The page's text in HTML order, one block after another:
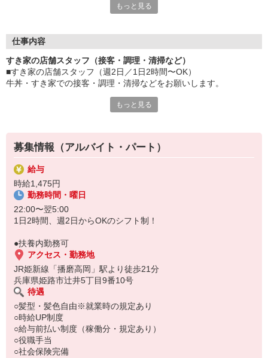
オシャレを捨てる必要はありません！
急な出費も安心♪
■社員登用あり
将来を考えている方は必見です。
なか卯、かつ庵、ココス、ジョリーパスタ、ビッグボーイ、華屋
ョーグループ！
その中のひとつ『すき家』でお仕事しませんか？
もっと見る
仕事内容
すき家の店舗スタッフ（接客・調理・清掃など）
■すき家の店舗スタッフ（週2日／1日2時間〜OK）
牛丼・すき家での接客・調理・清掃などをお願いします。
あなたの笑顔で！
すばやく提供！
他にも、食材の調整や金銭管理、新しく入社したクルーの研修など
様々なお仕事があります。
セルフオーダー、セルフ会計で、現金の受け渡しはほとんどありま
せん。※一部店舗を除く
取り間違いもなく安心でスムーズ♪
マニュアルも用意していますので飲食店が初めての方でも大丈夫！
もちろん先輩クルーがしっかり教えてくれるので安心してくださ
い。
もっと見る
募集情報（アルバイト・パート）
給与
時給1,475円
勤務時間・曜日
22:00〜翌5:00
1日2時間、週2日からOKのシフト制！
●扶養内勤務可
アクセス・勤務地
JR姫新線「播磨高岡」駅より徒歩21分
兵庫県姫路市辻井5丁目9番10号
待遇
○髪型・髪色自由※就業時の規定あり
○時給UP制度
○給与前払い制度（稼働分・規定あり）
○役職手当
○社会保険完備